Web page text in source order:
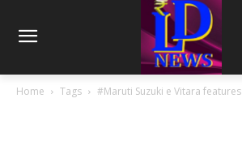
Home Tags #Maruti Suzuki e Vitara features